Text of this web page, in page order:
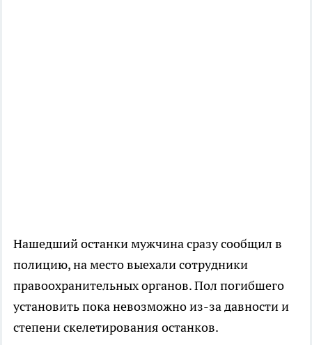
Нашедший останки мужчина сразу сообщил в
полицию, на место выехали сотрудники
правоохранительных органов. Пол погибшего
установить пока невозможно из-за давности и
степени скелетирования останков.